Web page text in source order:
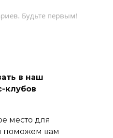
Будьте первым!
в наш
клубов
место для
поможем вам